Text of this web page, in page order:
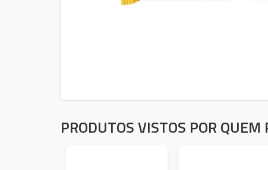
PRODUTOS VISTOS POR